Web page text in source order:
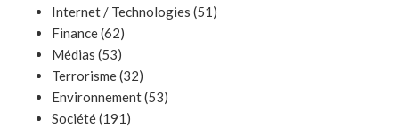
Internet / Technologies (51)
Finance(62)
Médias (53)
Terrorisme(32)
Environnement(53)
Société(191)